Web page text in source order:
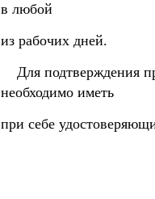
в любой
из рабочих дней.
Для подтверждения
необходимо иметь
при себе